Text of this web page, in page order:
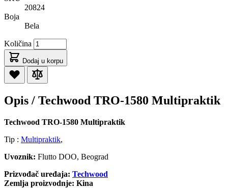
20824
Boja
Bela
Količina
Dodaj u korpu
Opis / Techwood TRO-1580 Multipraktik
Techwood TRO-1580 Multipraktik
Tip : Multipraktik,
Uvoznik: Flutto DOO, Beograd
Prizvođač uređaja: Techwood
Zemlja proizvodnje: Kina